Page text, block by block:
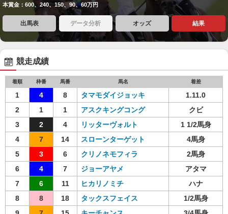
本賞金：600、240、150、90、60万円
出馬表 データ分析 オッズ 結果
競走成績
着順 枠番 馬番 馬名 着差
1 4 8 タマモダイジョッキ
1.11.0
2
1 1 アスクキングコング
クビ
3
2 4 リッターヴォルト
1 1/2馬身
4
7 14 スローンターゲット
4馬身
5
3 6 クリノネモフィラ
2馬身
6
4 7 ジョーアヤメ
アタマ
7
6 11 ヒカリノミチ
ハナ
8
8 18 タックスフェイス
1/2馬身